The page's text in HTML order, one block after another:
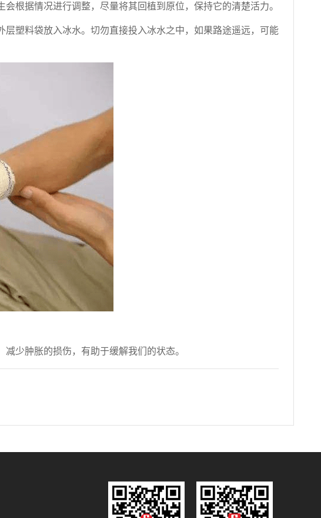
根据情况进行调整，尽量将其回植到原位，保持它的清楚活力。
塑料袋放入冰水。切勿直接投入冰水之中，如果路途遥远，可能
少肿胀的损伤，有助于缓解我们的状态。